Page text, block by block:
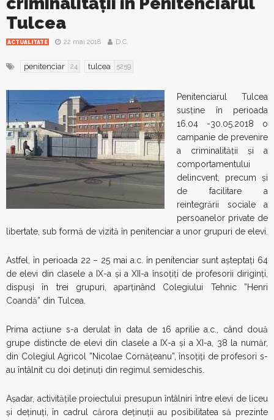
Tulcea
ACTUALITATE 22 mai 2018 D.C.
penitenciar 24 tulcea 5259
Penitenciarul Tulcea
susține în perioada
16.04 -30.05.2018 o
campanie de prevenire
a criminalității și a
comportamentului
delincvent, precum și
de facilitare a
reintegrării sociale a
persoanelor private de
libertate, sub formă de vizită în penitenciar a unor grupuri de elevi.
Astfel, în perioada 22 – 25 mai a.c. în penitenciar sunt așteptați 64
de elevi din clasele a IX-a și a XII-a însoțiți de profesorii diriginți,
dispuși în trei grupuri, aparținând Colegiului Tehnic ”Henri
Coandă” din Tulcea.
Prima acțiune s-a derulat în data de 16 aprilie a.c., când două
grupe distincte de elevi din clasele a IX-a și a XI-a, 38 la număr,
din Colegiul Agricol ”Nicolae Cornățeanu”, însoțiți de profesori s-
au întâlnit cu doi deținuți din regimul semideschis.
Așadar, activitățile proiectului presupun întâlniri între elevi de liceu
și deținuți, în cadrul cărora deținuții au posibilitatea să prezinte